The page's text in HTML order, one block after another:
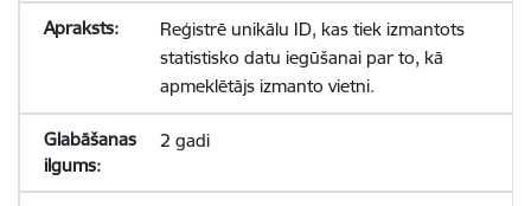
Reģistrē unikālu ID, kas tiek izmantots
statistisko datu iegūšanai par to, kā
apmeklētājs izmanto vietni.
2 gadi